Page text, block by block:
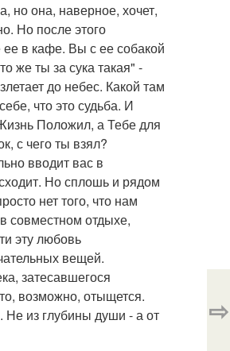
но она, наверное, хочет,
Но после этого
ее в кафе. Вы с ее собакой
же ты за сука такая" -
до небес. Какой там
что это судьба. И
Положил, а Тебе для
с чего ты взял?
вводит вас в
Но сплошь и рядом
нет того, что нам
совместном отдыхе,
эту любовь
вещей.
затесавшегося
возможно, отыщется.
Не из глубины души - а от
⇨